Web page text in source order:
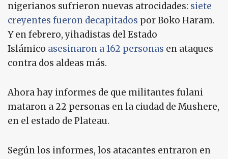
nigerianos sufrieron nuevas atrocidades: siete
creyentes fueron decapitados por Boko Haram.
Y en febrero, yihadistas del Estado
Islámico asesinaron a 162 personas en ataques
contra dos aldeas más.
Ahora hay informes de que militantes fulani
mataron a 22 personas en la ciudad de Mushere,
en el estado de Plateau.
Según los informes, los atacantes entraron en